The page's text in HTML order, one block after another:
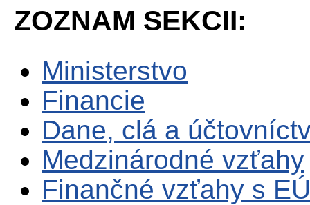
ZOZNAM SEKCII:
Ministerstvo
Financie
Dane, clá a
Medzinárodné vzťahy
Finančné vzťahy s EÚ